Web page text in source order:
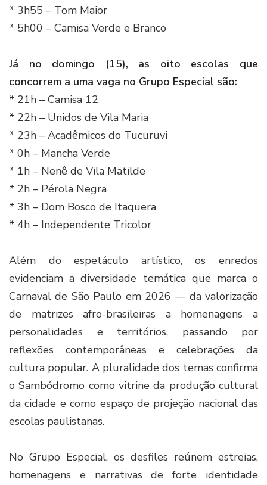
* 3h55 – Tom Maior
* 5h00 – Camisa Verde e Branco
Já no domingo (15), as oito escolas que
concorrem a uma vaga no Grupo Especial são:
* 21h – Camisa 12
* 22h – Unidos de Vila Maria
* 23h – Acadêmicos do Tucuruvi
* 0h – Mancha Verde
* 1h – Nenê de Vila Matilde
* 2h – Pérola Negra
* 3h – Dom Bosco de Itaquera
* 4h – Independente Tricolor
Além do espetáculo artístico, os enredos
evidenciam a diversidade temática que marca o
Carnaval de São Paulo em 2026 — da valorização
de matrizes afro-brasileiras a homenagens a
personalidades e territórios, passando por
reflexões contemporâneas e celebrações da
cultura popular. A pluralidade dos temas confirma
o Sambódromo como vitrine da produção cultural
da cidade e como espaço de projeção nacional das
escolas paulistanas.
No Grupo Especial, os desfiles reúnem estreias,
homenagens e narrativas de forte identidade